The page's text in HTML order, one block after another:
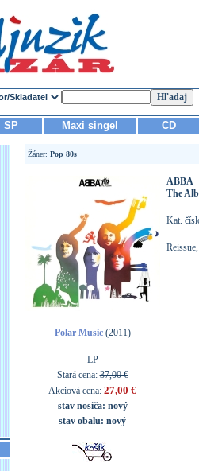
SP Maxi singel CD
Žáner: Pop 80s
Polar Music(2011)
LP
Stará cena:37,00 €
Akciová cena: 27,00 €
stav nosiča: nový
stav obalu: nový
ABBA
The
Kat.